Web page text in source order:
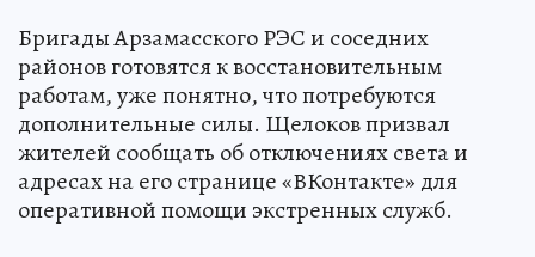
Бригады Арзамасского РЭС и соседних
районов готовятся к восстановительным
работам, уже понятно, что потребуются
дополнительные силы. Щелоков призвал
жителей сообщать об отключениях света и
адресах на его странице «ВКонтакте» для
оперативной помощи экстренных служб.